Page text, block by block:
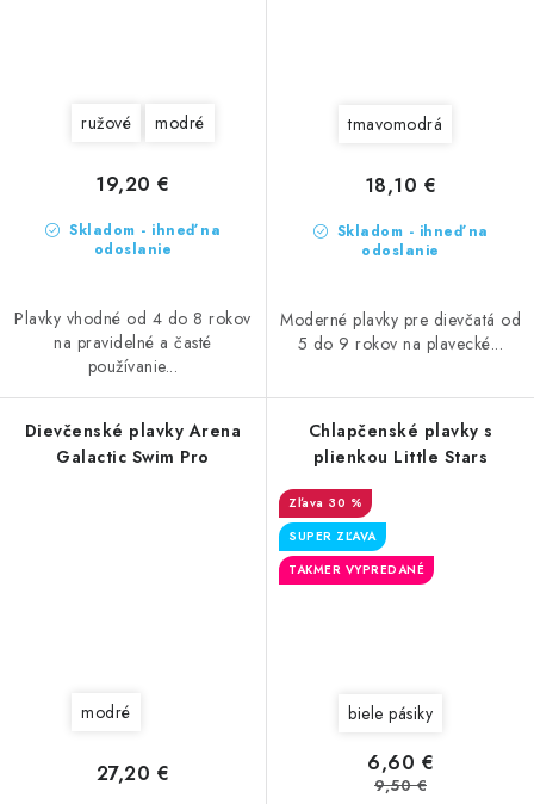
ružové modré
Skladom - ihneď na
odoslanie
19,20 €
Plavky vhodné od 4 do 8 rokov
na pravidelné a časté
používanie...
tmavomodrá
Skladom - ihneď na
odoslanie
18,10 €
Moderné plavky pre dievčatá od
5 do 9 rokov na plavecké...
Dievčenské plavky Arena
Galactic Swim Pro
modré
27,20 €
Chlapčenské plavky s
plienkou Little Stars
30 %
SUPER ZĽAVA
TAKMER VYPREDANÉ
biele pásiky
6,60 €
9,50 €